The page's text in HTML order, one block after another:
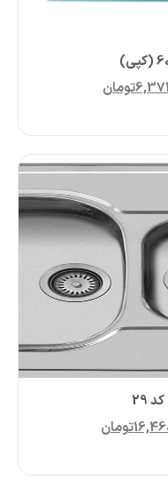
تومان
29
تومان